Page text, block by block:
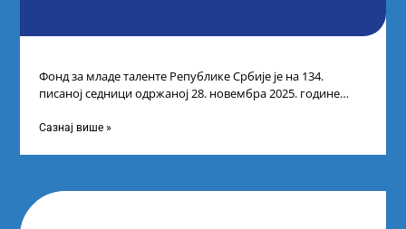
Фонд за младе таленте Републике Србије је на 134.
писаној седници одржаној 28. новембра 2025. године
Сазнај више »